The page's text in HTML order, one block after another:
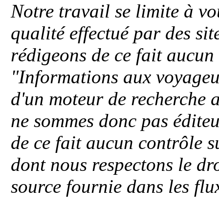
Notre travail se limite à
qualité effectué par des
rédigeons de ce fait
"Informations aux
d'un moteur de recherche
ne sommes donc pas
de ce fait aucun contrôle
dont nous respectons le
source fournie dans les